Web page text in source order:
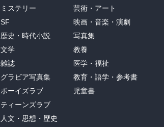
ミステリー
SF
歴史・時代小説
文学
雑誌
グラビア写真集
ボーイズラブ
ティーンズラブ
人文・思想・歴史
芸術・アート
映画・音楽・演劇
写真集
教養
医学・福祉
教育・語学・参考書
児童書